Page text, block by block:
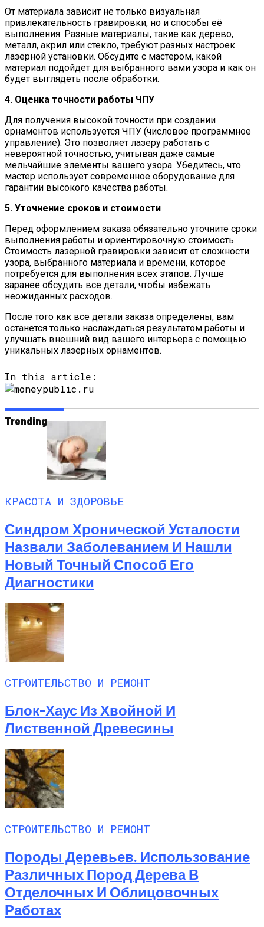
От материала зависит не только визуальная
привлекательность гравировки, но и способы её
выполнения. Разные материалы, такие как дерево,
металл, акрил или стекло, требуют разных настроек
лазерной установки. Обсудите с мастером, какой
материал подойдет для выбранного вами узора и как он
будет выглядеть после обработки.
4. Оценка точности работы ЧПУ
Для получения высокой точности при создании
орнаментов используется ЧПУ (числовое программное
управление). Это позволяет лазеру работать с
невероятной точностью, учитывая даже самые
мельчайшие элементы вашего узора. Убедитесь, что
мастер использует современное оборудование для
гарантии высокого качества работы.
5. Уточнение сроков и стоимости
Перед оформлением заказа обязательно уточните сроки
выполнения работы и ориентировочную стоимость.
Стоимость лазерной гравировки зависит от сложности
узора, выбранного материала и времени, которое
потребуется для выполнения всех этапов. Лучше
заранее обсудить все детали, чтобы избежать
неожиданных расходов.
После того как все детали заказа определены, вам
останется только наслаждаться результатом работы и
улучшать внешний вид вашего интерьера с помощью
уникальных лазерных орнаментов.
In this article:
Trending
КРАСОТА И ЗДОРОВЬЕ
Синдром Хронической Усталости
Назвали Заболеванием И Нашли
Новый Точный Способ Его
Диагностики
СТРОИТЕЛЬСТВО И РЕМОНТ
Блок-Хаус Из Хвойной И
Лиственной Древесины
СТРОИТЕЛЬСТВО И РЕМОНТ
Породы Деревьев. Использование
Различных Пород Дерева В
Отделочных И Облицовочных
Работах